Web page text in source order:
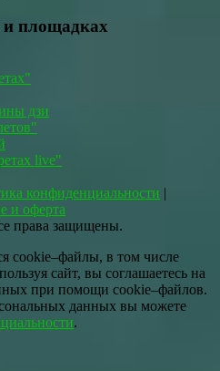
и площадках
дзи
live"
конфиденциальности |
и оферта
права защищены.
cookie–файлы, в том числе
сайт, вы соглашаетесь на
при помощи cookie–файлов.
данных вы можете
.